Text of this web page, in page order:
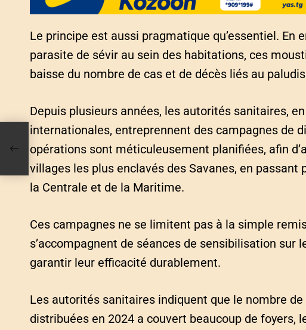
Le principe est aussi pragmatique qu’essentiel. En
parasite de sévir au sein des habitations, ces
baisse du nombre de cas et de décès liés au
Depuis plusieurs années, les autorités sanitaires,
internationales, entreprennent des campagnes de
opérations sont méticuleusement planifiées, afin
villages les plus enclavés des Savanes, en passant
la Centrale et de la Maritime.
Ces campagnes ne se limitent pas à la simple
s’accompagnent de séances de sensibilisation sur
garantir leur efficacité durablement.
Les autorités sanitaires indiquent que le nombre
distribuées en 2024 a couvert beaucoup de foyers,